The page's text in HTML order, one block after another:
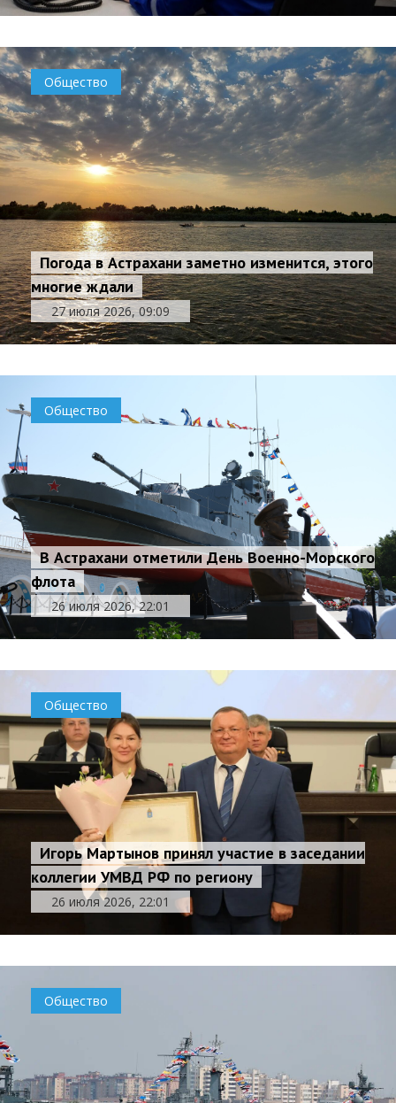
Общество
Погода в Астрахани заметно изменится, этого
многие ждали
27 июля 2026, 09:09
Общество
В Астрахани отметили День Военно-Морского
флота
26 июля 2026, 22:01
Общество
Игорь Мартынов принял участие в заседании
коллегии УМВД РФ по региону
26 июля 2026, 22:01
Общество